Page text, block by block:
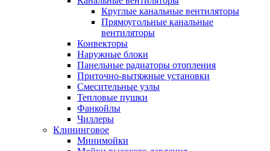
Круглые канальные вентиляторы
Прямоугольные канальные
вентиляторы
Конвекторы
Наружные блоки
Панельные радиаторы отопления
Приточно-вытяжные установки
Смесительные узлы
Тепловые пушки
Фанкойлы
Чиллеры
Клининговое
Минимойки